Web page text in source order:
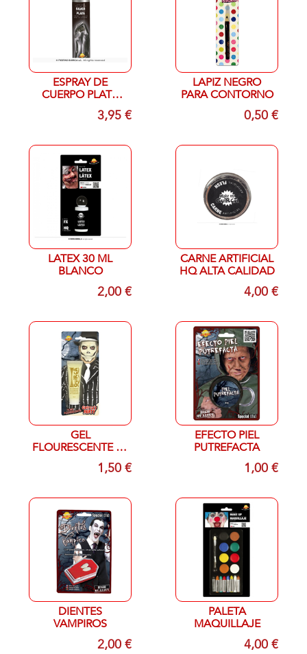
ESPRAY DE
CUERPO PLATA
CON DESTELLOS
3,95 €
LAPIZ NEGRO
PARA CONTORNO
0,50 €
LATEX 30 ML
BLANCO
2,00 €
CARNE ARTIFICIAL
HQ ALTA CALIDAD
4,00 €
GEL
FLOURESCENTE 20
1,50 €
EFECTO PIEL
PUTREFACTA
1,00 €
DIENTES
VAMPIROS
2,00 €
PALETA
MAQUILLAJE
4,00 €